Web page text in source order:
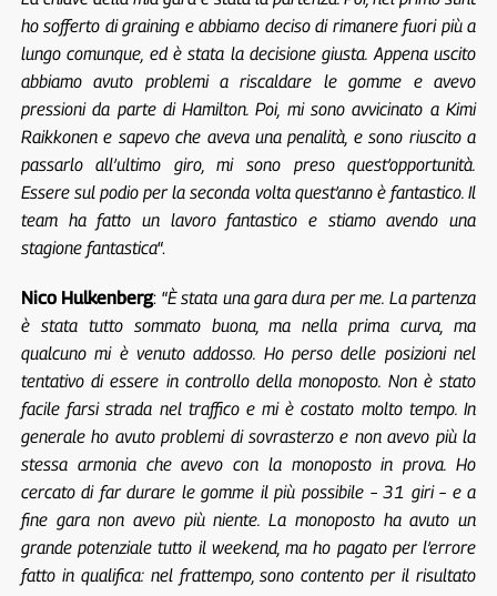
ho sofferto di graining e abbiamo deciso di rimanere fuori più a
lungo comunque, ed è stata la decisione giusta. Appena uscito
abbiamo avuto problemi a riscaldare le gomme e avevo
pressioni da parte di Hamilton. Poi, mi sono avvicinato a Kimi
Raikkonen e sapevo che aveva una penalità, e sono riuscito a
passarlo all’ultimo giro, mi sono preso quest’opportunità.
Essere sul podio per la seconda volta quest’anno è fantastico. Il
team ha fatto un lavoro fantastico e stiamo avendo una
stagione fantastica“.
Nico Hulkenberg: “È stata una gara dura per me. La partenza
è stata tutto sommato buona, ma nella prima curva, ma
qualcuno mi è venuto addosso. Ho perso delle posizioni nel
tentativo di essere in controllo della monoposto. Non è stato
facile farsi strada nel traffico e mi è costato molto tempo. In
generale ho avuto problemi di sovrasterzo e non avevo più la
stessa armonia che avevo con la monoposto in prova. Ho
cercato di far durare le gomme il più possibile – 31 giri – e a
fine gara non avevo più niente. La monoposto ha avuto un
grande potenziale tutto il weekend, ma ho pagato per l’errore
fatto in qualifica: nel frattempo, sono contento per il risultato